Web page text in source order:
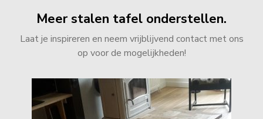
Meer stalen tafel onderstellen.
Laat je inspireren en neem vrijblijvend contact met ons
op voor de mogelijkheden!